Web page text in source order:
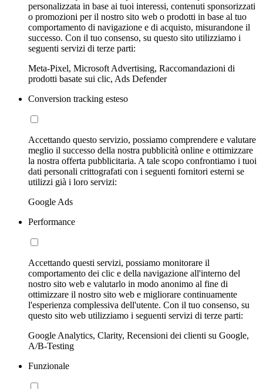
personalizzata in base ai tuoi interessi, contenuti sponsorizzati
o promozioni per il nostro sito web o prodotti in base al tuo
comportamento di navigazione e di acquisto, misurandone il
successo. Con il tuo consenso, su questo sito utilizziamo i
seguenti servizi di terze parti:
Meta-Pixel, Microsoft Advertising, Raccomandazioni di
prodotti basate sui clic, Ads Defender
Conversion tracking esteso
Accettando questo servizio, possiamo comprendere e valutare
meglio il successo della nostra pubblicità online e ottimizzare
la nostra offerta pubblicitaria. A tale scopo confrontiamo i tuoi
dati personali crittografati con i seguenti fornitori esterni se
utilizzi già i loro servizi:
Google Ads
Performance
Accettando questi servizi, possiamo monitorare il
comportamento dei clic e della navigazione all'interno del
nostro sito web e valutarlo in modo anonimo al fine di
ottimizzare il nostro sito web e migliorare continuamente
l'esperienza complessiva dell'utente. Con il tuo consenso, su
questo sito web utilizziamo i seguenti servizi di terze parti:
Google Analytics, Clarity, Recensioni dei clienti su Google,
A/B-Testing
Funzionale